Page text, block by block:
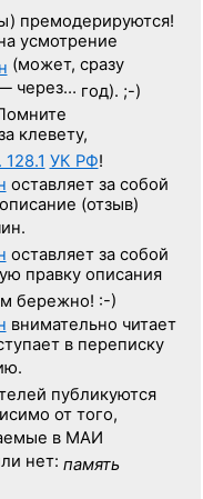
премодерируются!
усмотрение
(может, сразу
через… год). ;-)
клевету,
128.1 УК РФ!
оставляет за собой
(отзыв)
оставляет за собой
правку описания
бережно! :-)
внимательно читает
в переписку
публикуются
от того,
в МАИ
нет: память